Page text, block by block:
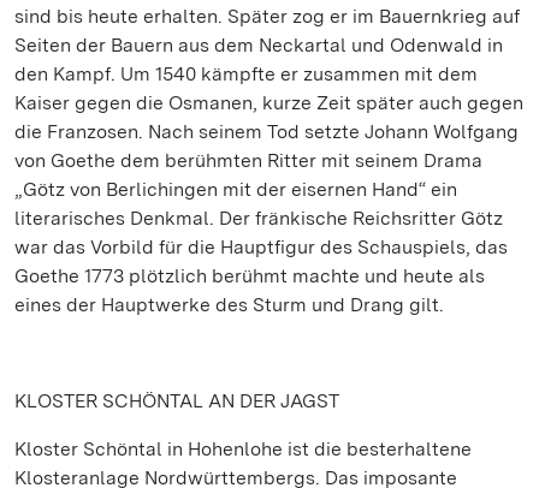
sind bis heute erhalten. Später zog er im Bauernkrieg auf
Seiten der Bauern aus dem Neckartal und Odenwald in
den Kampf. Um 1540 kämpfte er zusammen mit dem
Kaiser gegen die Osmanen, kurze Zeit später auch gegen
die Franzosen. Nach seinem Tod setzte Johann Wolfgang
von Goethe dem berühmten Ritter mit seinem Drama
„Götz von Berlichingen mit der eisernen Hand“ ein
literarisches Denkmal. Der fränkische Reichsritter Götz
war das Vorbild für die Hauptfigur des Schauspiels, das
Goethe 1773 plötzlich berühmt machte und heute als
eines der Hauptwerke des Sturm und Drang gilt.
KLOSTER SCHÖNTAL AN DER JAGST
Kloster Schöntal in Hohenlohe ist die besterhaltene
Klosteranlage Nordwürttembergs. Das imposante